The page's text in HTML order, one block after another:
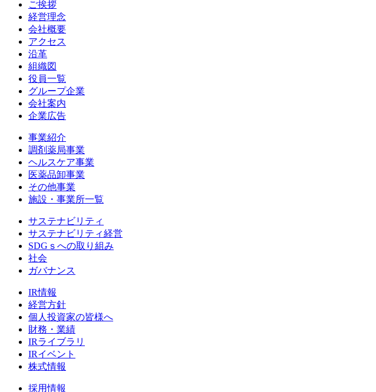
ご挨拶
経営理念
会社概要
アクセス
沿革
組織図
役員一覧
グループ企業
会社案内
企業広告
事業紹介
調剤薬局事業
ヘルスケア事業
医薬品卸事業
その他事業
施設・事業所一覧
サステナビリティ
サステナビリティ経営
SDGｓへの取り組み
社会
ガバナンス
IR情報
経営方針
個人投資家の皆様へ
財務・業績
IRライブラリ
IRイベント
株式情報
採用情報